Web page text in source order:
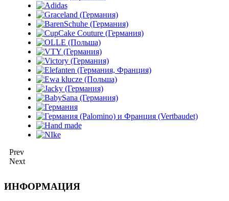
Prev
Next
ИНФОРМАЦИЯ